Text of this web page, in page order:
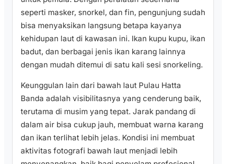
seperti masker, snorkel, dan fin, pengunjung sudah
bisa menyaksikan langsung betapa kayanya
kehidupan laut di kawasan ini. Ikan kupu kupu, ikan
badut, dan berbagai jenis ikan karang lainnya
dengan mudah ditemui di satu kali sesi snorkeling.
Keunggulan lain dari bawah laut Pulau Hatta
Banda adalah visibilitasnya yang cenderung baik,
terutama di musim yang tepat. Jarak pandang di
dalam air bisa cukup jauh, membuat warna karang
dan ikan terlihat lebih jelas. Kondisi ini membuat
aktivitas fotografi bawah laut menjadi lebih